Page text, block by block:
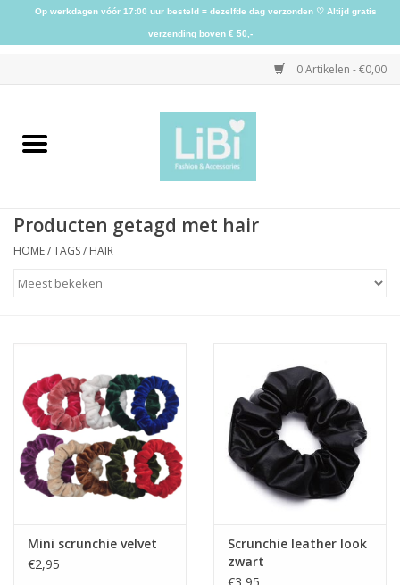
0 Artikelen - €0,00
Home
Schoenen
Accessoires
Home deco
SALE
Herensokken
Producten getagd met hair
HOME/TAGS/ HAIR
Mini scrunchie velvet
€2,95
Scrunchie leather look
zwart
Op werkdagen vóór 17:00 uur besteld = dezelfde dag verzonden ♡ Altijd gratis
verzending boven € 50,-